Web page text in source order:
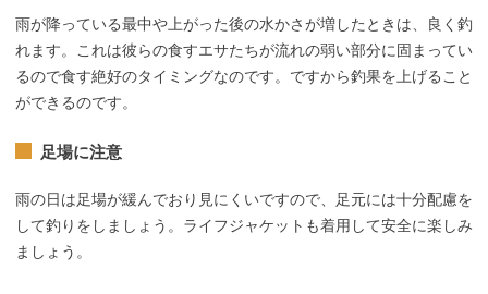
雨が降っている最中や上がった後の水かさが増したときは、良く釣
れます。これは彼らの食すエサたちが流れの弱い部分に固まってい
るので食す絶好のタイミングなのです。ですから釣果を上げること
ができるのです。
足場に注意
雨の日は足場が緩んでおり見にくいですので、足元には十分配慮を
して釣りをしましょう。ライフジャケットも着用して安全に楽しみ
ましょう。